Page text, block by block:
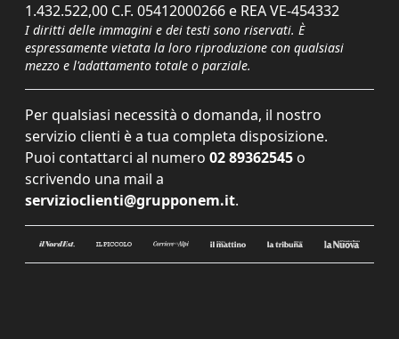
1.432.522,00 C.F. 05412000266 e REA VE-454332
I diritti delle immagini e dei testi sono riservati. È
espressamente vietata la loro riproduzione con qualsiasi
mezzo e l'adattamento totale o parziale.
Per qualsiasi necessità o domanda, il nostro
servizio clienti è a tua completa disposizione.
Puoi contattarci al numero 02 89362545 o
scrivendo una mail a
servizioclienti@grupponem.it.